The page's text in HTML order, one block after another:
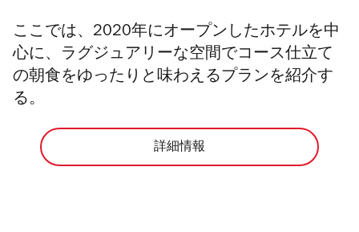
ここでは、2020年にオープンしたホテルを中
心に、ラグジュアリーな空間でコース仕立て
の朝食をゆったりと味わえるプランを紹介す
る。
詳細情報